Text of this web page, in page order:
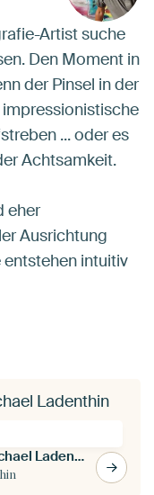
Artist suche
Den Moment in
der Pinsel in der
... oder es
Achtsamkeit.
eher
Ausrichtung
entstehen intuitiv
Ladenthin
Buddha, Rot - Original by Michael Ladenthin